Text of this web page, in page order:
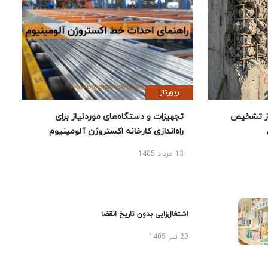
تشخیص
رپورتاژ
تجهیزات و دستگاه‌های موردنیاز برای
راه‌اندازی کارخانه اکستروژن آلومینیوم
13 مرداد 1405
اشتغال‌زایی بدون تاریخ انقضا
20 تیر 1405